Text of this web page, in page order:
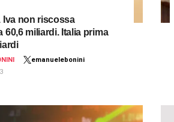
Iva non riscossa
60,6 miliardi. Italia prima
emanuelebonini